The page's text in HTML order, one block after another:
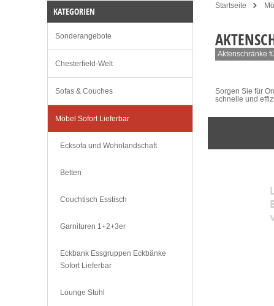
Startseite
Aktenschränke
Sorgen Sie für
schnelle und
KATEGORIEN
Sonderangebote
Chesterfield-Welt
Sofas & Couches
Möbel Sofort Lieferbar
Ecksofa und Wohnlandschaft
Betten
Couchtisch Esstisch
Garnituren 1+2+3er
Eckbank Essgruppen Eckbänke
Sofort Lieferbar
Lounge Stuhl